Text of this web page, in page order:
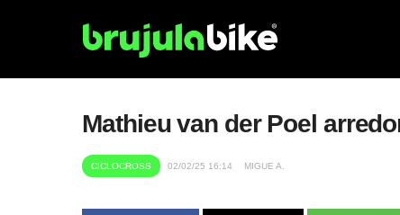
Mathieu van der Poel
CICLOCROSS 02/02/25 16:14 MIGUE A.